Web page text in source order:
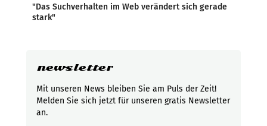
"Das Suchverhalten im Web verändert sich gerade
stark"
newsletter
Mit unseren News bleiben Sie am Puls der Zeit!
Melden Sie sich jetzt für unseren gratis Newsletter
an.